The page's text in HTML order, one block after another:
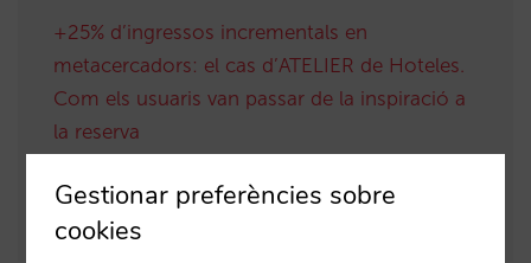
+25% d’ingressos incrementals en
metacercadors: el cas d’ATELIER de Hoteles.
Com els usuaris van passar de la inspiració a
la reserva
natiu 3D
Gestionar preferències sobre
cookies